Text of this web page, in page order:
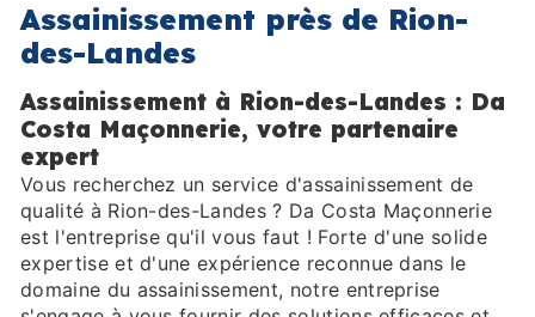
Assainissement près de Rion-
des-Landes
Assainissement à Rion-des-Landes : Da
Costa Maçonnerie, votre partenaire
expert
Vous recherchez un service d'assainissement de
qualité à Rion-des-Landes ? Da Costa Maçonnerie
est l'entreprise qu'il vous faut ! Forte d'une solide
expertise et d'une expérience reconnue dans le
domaine du assainissement, notre entreprise